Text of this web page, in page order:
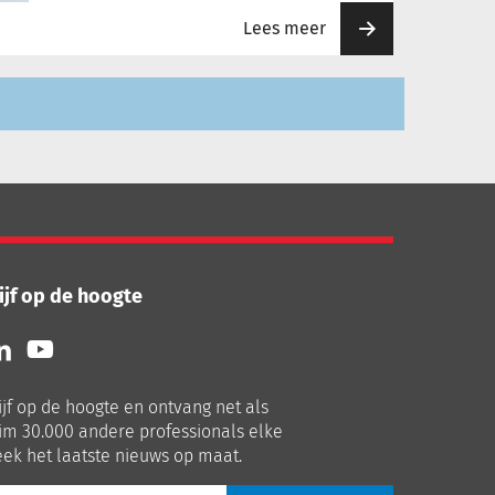
Lees meer
op de hoogte
Volg
ons
Youtube
op de hoogte en ontvang net als
30.000 andere professionals elke
het laatste nieuws op maat.